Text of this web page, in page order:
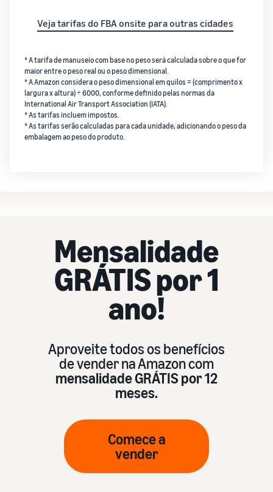
Veja tarifas do FBA onsite para outras cidades
* A tarifa de manuseio com base no peso será calculada sobre o que for
maior entre o peso real ou o peso dimensional.
* A Amazon considera o peso dimensional em quilos = (comprimento x
largura x altura) ÷ 6000, conforme definido pelas normas da
International Air Transport Association (IATA).
* As tarifas incluem impostos.
* As tarifas serão calculadas para cada unidade, adicionando o peso da
embalagem ao peso do produto.
Mensalidade
GRÁTIS por 1
ano!
Aproveite todos os benefícios
de vender na Amazon com
mensalidade GRÁTIS por 12
meses.
Comece a
vender